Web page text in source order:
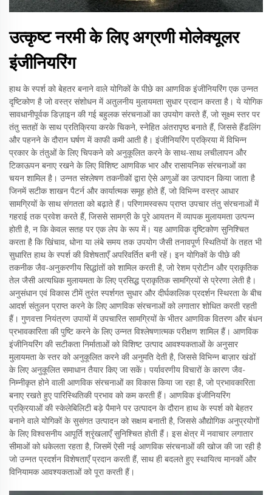
उत्कृष्ट नरमी के लिए अग्रणी मोलेक्यूलर
इंजीनियरिंग
हाथ के स्पर्श को बेहतर बनाने वाले योगिकों के पीछे का आणविक इंजीनियरिंग एक उन्नत
दृष्टिकोण है जो वस्त्र संशोधन में अतुलनीय मुलायमता सुधार प्रदान करता है। ये योगिक
सावधानीपूर्वक डिज़ाइन की गई बहुलक संरचनाओं का उपयोग करते हैं, जो सूक्ष्म स्तर पर
तंतु सतहों के साथ प्रतिक्रिया करके चिकने, स्नेहित अंतरापृष्ठ बनाते हैं, जिससे हैंडलिंग
और पहनने के दौरान घर्षण में काफी कमी आती है। इंजीनियरिंग प्रक्रिया में विभिन्न
प्रकार के तंतुओं के लिए चिपकने को अनुकूलित करने के साथ-साथ लचीलापन और
टिकाऊपन बनाए रखने के लिए विशिष्ट आणविक भार और रासायनिक संरचनाओं का
चयन शामिल है। उन्नत संश्लेषण तकनीकों द्वारा ऐसे अणुओं का उत्पादन किया जाता है
जिनमें सटीक शाखन पैटर्न और कार्यात्मक समूह होते हैं, जो विभिन्न वस्त्र आधार
सामग्रियों के साथ संगतता को बढ़ाते हैं। परिणामस्वरूप प्राप्त उपचार तंतु संरचनाओं में
गहराई तक प्रवेश करते हैं, जिससे सामग्री के पूरे आयतन में व्यापक मुलायमता उत्पन्न
होती है, न कि केवल सतह पर एक लेप के रूप में। यह आणविक दृष्टिकोण सुनिश्चित
करता है कि खिंचाव, धोना या लंबे समय तक उपयोग जैसी तनावपूर्ण स्थितियों के तहत भी
सुधारित हाथ के स्पर्श की विशेषताएँ अपरिवर्तित बनी रहें। इन योगिकों के पीछे की
तकनीक जैव-अनुकरणीय सिद्धांतों को शामिल करती है, जो रेशम प्रोटीन और प्राकृतिक
तेल जैसी अत्यधिक मुलायमता के लिए प्रसिद्ध प्राकृतिक सामग्रियों से प्रेरणा लेती है।
अनुसंधान एवं विकास टीमें तुरंत स्पर्शगत सुधार और दीर्घकालिक प्रदर्शन स्थिरता के बीच
आदर्श संतुलन प्राप्त करने के लिए आणविक संरचनाओं को लगातार शोधित करती रहती
हैं। गुणवत्ता नियंत्रण उपायों में उपचारित सामग्रियों के भीतर आणविक वितरण और बंधन
प्रभावकारिता की पुष्टि करने के लिए उन्नत विश्लेषणात्मक परीक्षण शामिल हैं। आणविक
इंजीनियरिंग की सटीकता निर्माताओं को विशिष्ट उत्पाद आवश्यकताओं के अनुसार
मुलायमता के स्तर को अनुकूलित करने की अनुमति देती है, जिससे विभिन्न बाज़ार खंडों
के लिए अनुकूलित समाधान तैयार किए जा सकें। पर्यावरणीय विचारों के कारण जैव-
निम्नीकृत होने वाली आणविक संरचनाओं का विकास किया जा रहा है, जो प्रभावकारिता
बनाए रखते हुए पारिस्थितिकी प्रभाव को कम करती हैं। आणविक इंजीनियरिंग
प्रक्रियाओं की स्केलेबिलिटी बड़े पैमाने पर उत्पादन के दौरान हाथ के स्पर्श को बेहतर
बनाने वाले योगिकों के सुसंगत उत्पादन को सक्षम बनाती है, जिससे औद्योगिक अनुप्रयोगों
के लिए विश्वसनीय आपूर्ति श्रृंखलाएँ सुनिश्चित होती हैं। इस क्षेत्र में नवाचार लगातार
सीमाओं को धकेलता रहता है, जिसमें ऐसी नई आणविक संरचनाओं की खोज की जा रही है
जो उन्नत प्रदर्शन विशेषताएँ प्रदान करती हैं, साथ ही बदलते हुए स्थायित्व मानकों और
विनियामक आवश्यकताओं को पूरा करती हैं।